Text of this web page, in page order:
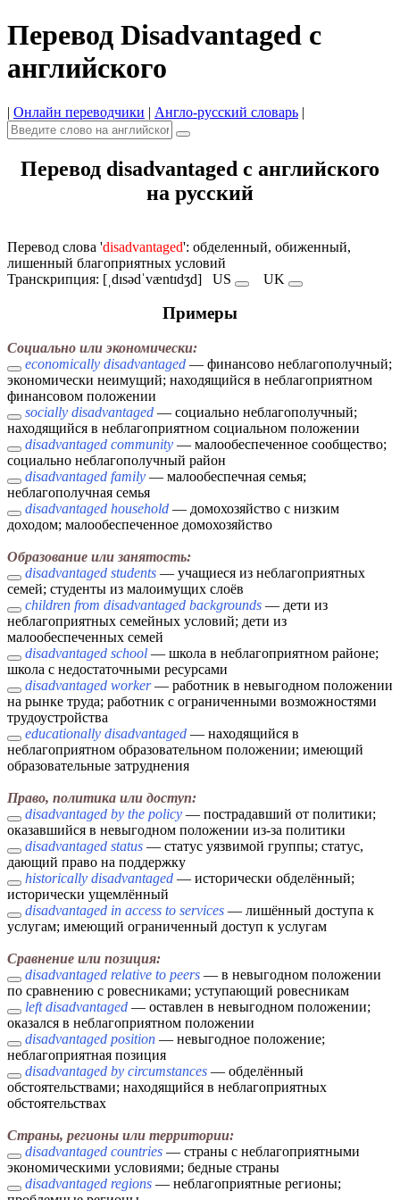
Перевод Disadvantaged с
английского
| Онлайн переводчики | Англо-русский словарь |
Перевод disadvantaged с английского
на русский
Перевод слова 'disadvantaged': обделенный, обиженный,
лишенный благоприятных условий
Транскрипция: [ˌdɪsədˈvæntɪdʒd] US UK
Примеры
Социально или экономически:
economically disadvantaged — финансово неблагополучный;
экономически неимущий; находящийся в неблагоприятном
финансовом положении
socially disadvantaged — социально неблагополучный;
находящийся в неблагоприятном социальном положении
disadvantaged community — малообеспеченное сообщество;
социально неблагополучный район
disadvantaged family — малообеспечная семья;
неблагополучная семья
disadvantaged household — домохозяйство с низким
доходом; малообеспеченное домохозяйство
Образование или занятость:
disadvantaged students — учащиеся из неблагоприятных
семей; студенты из малоимущих слоёв
children from disadvantaged backgrounds — дети из
неблагоприятных семейных условий; дети из
малообеспеченных семей
disadvantaged school — школа в неблагоприятном районе;
школа с недостаточными ресурсами
disadvantaged worker— работник в невыгодном положении
на рынке труда; работник с ограниченными возможностями
трудоустройства
educationally disadvantaged — находящийся в
неблагоприятном образовательном положении; имеющий
образовательные затруднения
Право, политика или доступ:
disadvantaged by the policy — пострадавший от политики;
оказавшийся в невыгодном положении из-за политики
disadvantaged status — статус уязвимой группы; статус,
дающий право на поддержку
historically disadvantaged — исторически обделённый;
исторически ущемлённый
disadvantaged in access to services — лишённый доступа к
услугам; имеющий ограниченный доступ к услугам
Сравнение или позиция:
disadvantaged relative to peers — в невыгодном положении
по сравнению с ровесниками; уступающий ровесникам
left disadvantaged — оставлен в невыгодном положении;
оказался в неблагоприятном положении
disadvantaged position — невыгодное положение;
неблагоприятная позиция
disadvantaged by circumstances — обделённый
обстоятельствами; находящийся в неблагоприятных
обстоятельствах
Страны, регионы или территории:
disadvantaged countries — страны с неблагоприятными
экономическими условиями; бедные страны
disadvantaged regions — неблагоприятные регионы;